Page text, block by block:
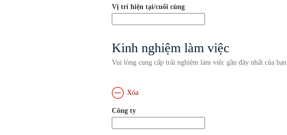
Vị trí hiện tại/cuối cùng
Kinh nghiệm làm việc
Vui lòng cung cấp trải nghiệm làm việc gần đây nhất của bạn
Xóa
Công ty